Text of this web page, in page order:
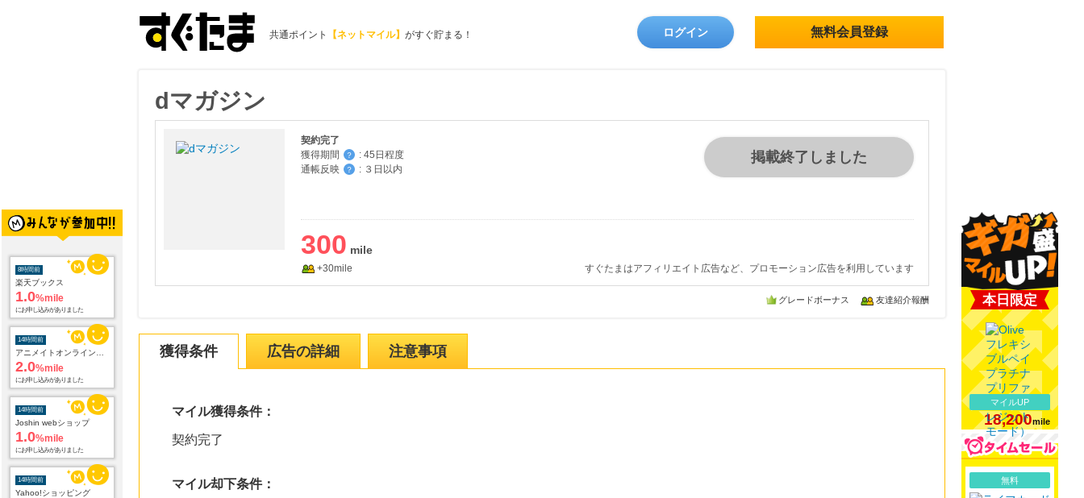
共通ポイント 【ネットマイル】 がすぐ貯まる！ ログイン 無料会員登録
8時間前
楽天ブックス
1.0%mile
にお申し込みがありました
14時間前
2.0%mile
にお申し込みがありました
14時間前
Joshin webショップ
1.0%mile
にお申し込みがありました
14時間前
Yahoo!ショッピング
dマガジン
契約完了
獲得期間
？ : 45日程度
通帳反映
？ : ３日以内
掲載終了しました
300
+30mile すぐたまはアフィリエイト広告など、プロモーション広告を利用しています
グレードボーナス 友達紹介報酬
獲得条件 広告の詳細 注意事項
マイル獲得条件：
契約完了
マイル却下条件：
本日限定
マイルUP
18,200mile
無料